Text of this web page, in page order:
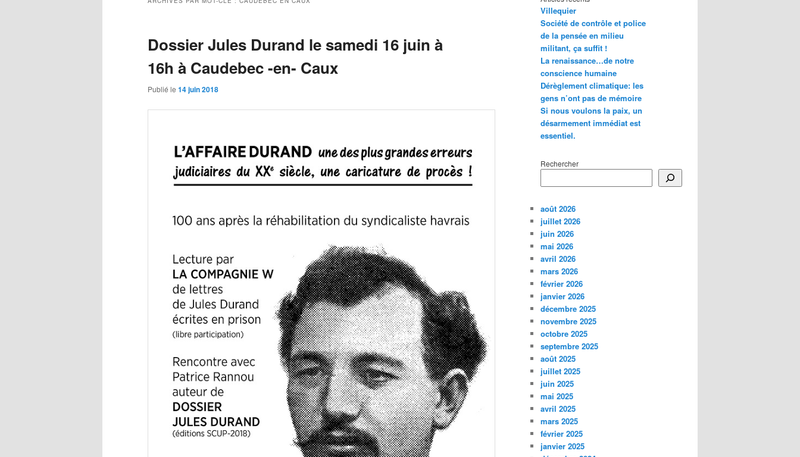
Dossier Jules Durand le samedi 16 juin à
16h à Caudebec -en- Caux
Publié le 14 juin 2018
Villequier
Société de contrôle et police
de la pensée en milieu
militant, ça suffit !
La renaissance…de notre
conscience humaine
Dérèglement climatique: les
gens n’ont pas de mémoire
Si nous voulons la paix, un
désarmement immédiat est
essentiel.
Rechercher
août 2026
juillet 2026
juin 2026
mai 2026
avril 2026
mars 2026
février 2026
janvier 2026
décembre 2025
novembre 2025
octobre 2025
septembre 2025
août 2025
juillet 2025
juin 2025
mai 2025
avril 2025
mars 2025
février 2025
janvier 2025